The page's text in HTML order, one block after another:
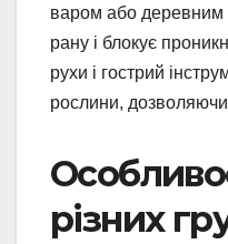
варом або деревним
рану і блокує
рухи і гострий
рослини,
різних